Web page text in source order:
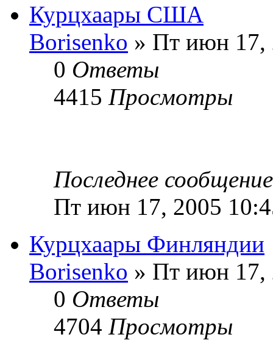
Курцхаары США
Borisenko » Пт июн 17,
0 Ответы
4415 Просмотры
Последнее
Пт июн 17, 2005
Курцхаары Финляндии
Borisenko » Пт июн 17,
0 Ответы
4704 Просмотры